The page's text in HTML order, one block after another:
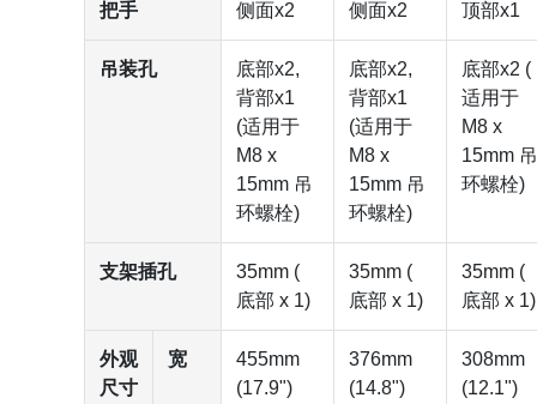
把手 侧面x2 侧面x2 顶部x1
吊装孔
底部x2,
背部x1
(适用于
M8 x
15mm 吊
环螺栓)
底部x2,
背部x1
(适用于
M8 x
15mm 吊
环螺栓)
底部x2 (
适用于
M8 x
15mm 吊
环螺栓)
支架插孔
35mm (
底部 x 1)
35mm (
底部 x 1)
35mm (
底部 x 1)
外观
尺寸
宽
455mm
(17.9")
376mm
(14.8")
308mm
(12.1")